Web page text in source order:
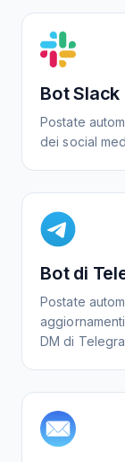
Bot Slack
Postate
dei social
Bot di
Postate
DM di